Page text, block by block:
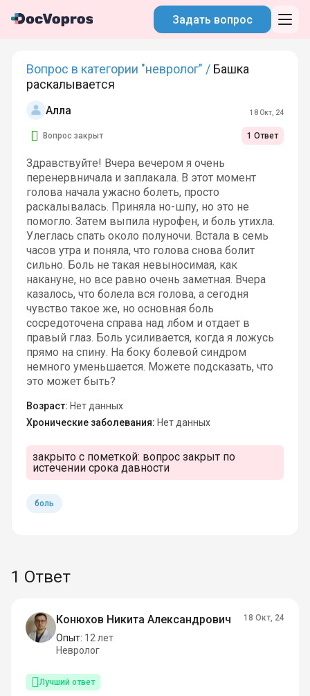
Задать вопрос
Вопрос в категории "невролог" / Башка
раскалывается
Алла 18 Окт, 24
Вопрос закрыт 1 Ответ
Здравствуйте! Вчера вечером я очень
перенервничала и заплакала. В этот момент
голова начала ужасно болеть, просто
раскалывалась. Приняла но-шпу, но это не
помогло. Затем выпила нурофен, и боль утихла.
Улеглась спать около полуночи. Встала в семь
часов утра и поняла, что голова снова болит
сильно. Боль не такая невыносимая, как
накануне, но все равно очень заметная. Вчера
казалось, что болела вся голова, а сегодня
чувство такое же, но основная боль
сосредоточена справа над лбом и отдает в
правый глаз. Боль усиливается, когда я ложусь
прямо на спину. На боку болевой синдром
немного уменьшается. Можете подсказать, что
это может быть?
Возраст: Нет данных
Хронические заболевания: Нет данных
закрыто с пометкой: вопрос закрыт по
истечении срока давности
боль
1 Ответ
Конюхов Никита Александрович
Опыт: 12 лет
Невролог
18 Окт, 24
Лучший ответ